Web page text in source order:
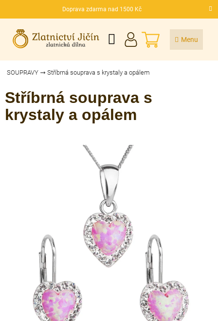
Doprava zdarma nad 1500 Kč
CZK
NÁKUPNÍ
KOŠÍK
SOUPRAVY Stříbrná souprava s krystaly a opálem
Stříbrná souprava s
krystaly a opálem